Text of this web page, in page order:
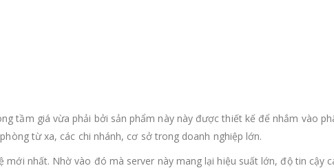
tầm giá vừa phải bởi sản phẩm này này được thiết kế để nhắm vào
từ xa, các chi nhánh, cơ sở trong doanh nghiệp lớn.
mới nhất. Nhờ vào đó mà server này mang lại hiệu suất lớn, độ tin cậy